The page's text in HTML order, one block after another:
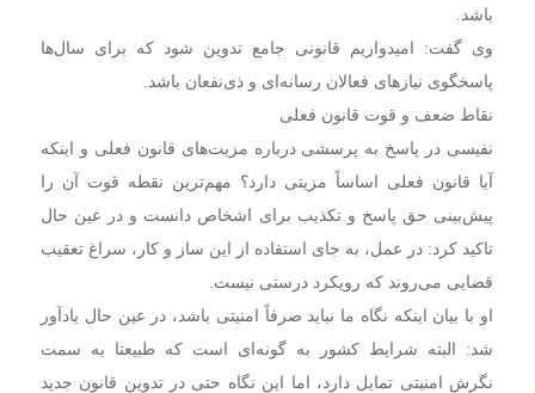
باشد.
وی گفت: امیدواریم قانونی جامع تدوین شود که برای سال‌ها
پاسخگوی نیازهای فعالان رسانه‌ای و ذی‌نفعان باشد.
نقاط ضعف و قوت قانون فعلی
نفیسی در پاسخ به پرسشی درباره مزیت‌های قانون فعلی و اینکه
آیا قانون فعلی اساساً مزیتی دارد؟ مهم‌ترین نقطه قوت آن را
پیش‌بینی حق پاسخ و تکذیب برای اشخاص دانست و در عین حال
تاکید کرد: در عمل، به جای استفاده از این ساز و کار، سراغ تعقیب
قضایی می‌روند که رویکرد درستی نیست.
او با بیان اینکه نگاه ما نباید صرفاً امنیتی باشد، در عین حال یادآور
شد: البته شرایط کشور به گونه‌ای است که طبیعتا به سمت
نگرش امنیتی تمایل دارد، اما این نگاه حتی در تدوین قانون جدید